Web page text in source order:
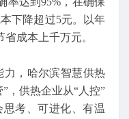
下降超过5元。以年
成本上千万元。
，哈尔滨智慧供热
，供热企业从“人控”
思考、可进化、有温